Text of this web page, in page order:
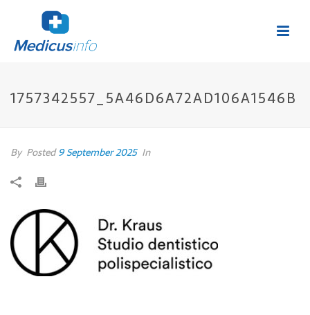
1757342557_5A46D6A72AD106A1546B
By Posted9 September 2025 In